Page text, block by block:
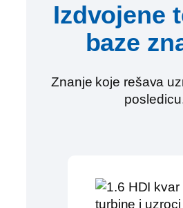
Izdvojene
baze
Znanje koje rešava